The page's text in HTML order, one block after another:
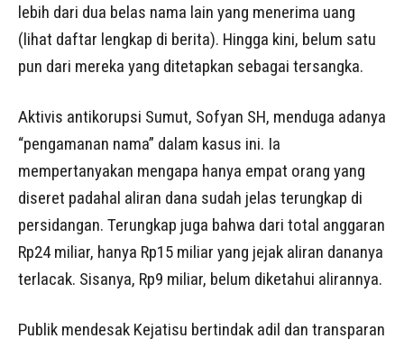
lebih dari dua belas nama lain yang menerima uang
(lihat daftar lengkap di berita). Hingga kini, belum satu
pun dari mereka yang ditetapkan sebagai tersangka.
Aktivis antikorupsi Sumut, Sofyan SH, menduga adanya
“pengamanan nama” dalam kasus ini. Ia
mempertanyakan mengapa hanya empat orang yang
diseret padahal aliran dana sudah jelas terungkap di
persidangan. Terungkap juga bahwa dari total anggaran
Rp24 miliar, hanya Rp15 miliar yang jejak aliran dananya
terlacak. Sisanya, Rp9 miliar, belum diketahui alirannya.
Publik mendesak Kejatisu bertindak adil dan transparan